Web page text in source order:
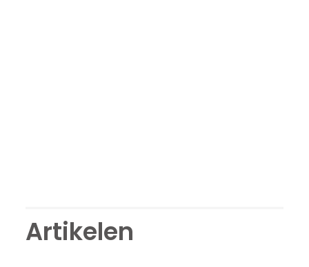
Artikelen